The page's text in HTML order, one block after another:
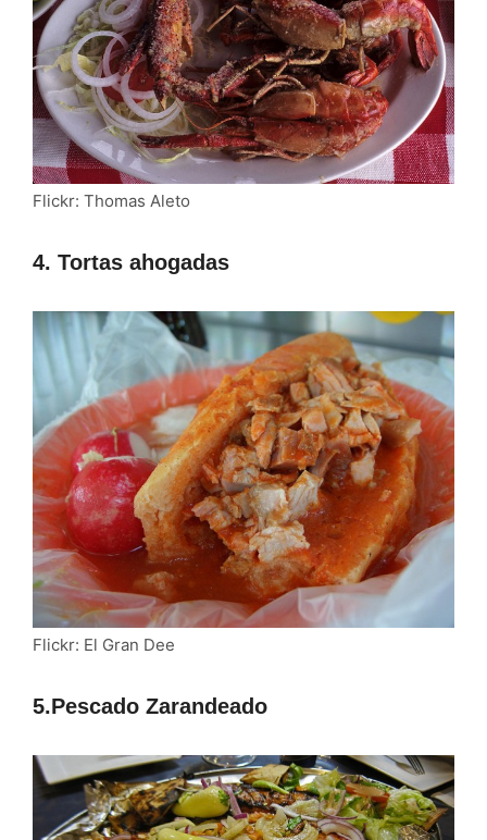
Flickr: Thomas Aleto
4. Tortas ahogadas
Flickr: El Gran Dee
5.Pescado Zarandeado